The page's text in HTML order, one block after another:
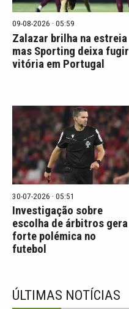
09-08-2026 · 05:59
Zalazar brilha na estreia
mas Sporting deixa fugir
vitória em Portugal
30-07-2026 · 05:51
Investigação sobre
escolha de árbitros gera
forte polémica no
futebol
ÚLTIMAS NOTÍCIAS